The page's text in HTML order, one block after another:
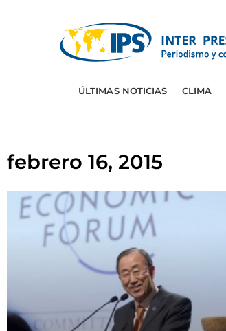
ÚLTIMAS NOTICIAS CLIMA
febrero 16, 2015